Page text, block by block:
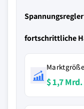
fortschrittliche
$ 1,7 Mrd.